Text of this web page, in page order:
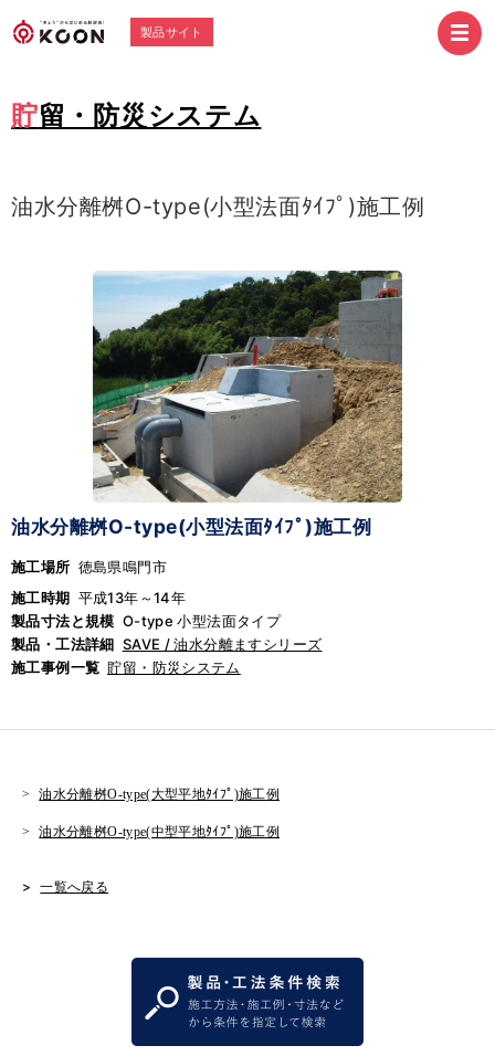
製品サイト
貯留・防災システム
油水分離桝O-type(小型法面ﾀｲﾌﾟ)施工例
油水分離桝O-type(小型法面ﾀｲﾌﾟ)施工例
施工場所 徳島県鳴門市
施工時期 平成13年～14年
製品寸法と規模 O-type 小型法面タイプ
製品・工法詳細 SAVE / 油水分離ますシリーズ
施工事例一覧 貯留・防災システム
油水分離桝O-type(大型平地ﾀｲﾌﾟ)施工例
油水分離桝O-type(中型平地ﾀｲﾌﾟ)施工例
一覧へ戻る